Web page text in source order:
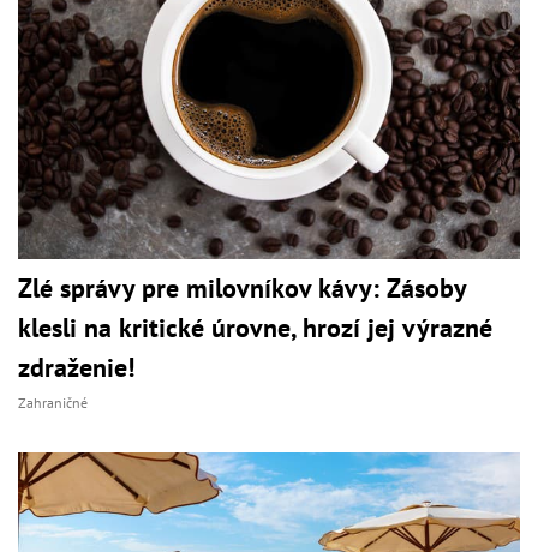
Zlé správy pre milovníkov kávy: Zásoby
klesli na kritické úrovne, hrozí jej výrazné
zdraženie!
Zahraničné